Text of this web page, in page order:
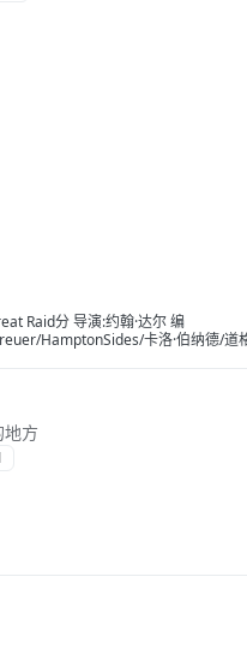
Raid分 导演:约翰·达尔 编
HamptonSides/卡洛·伯纳德/道
·卡拉汉/ScottMcLean/保罗·蒙塔尔班/
RoystonInnes/卢克·佩格勒/代尔·戴/杰
瓦维克·杨/TimCampbell/
·索克斯/罗根·马歇尔-格林/尼古拉斯·贝
斯·贝克/康妮·尼尔森/娜塔莉·杰克逊·门
高奇/DavidChamberlain/宇佐美慎吾/
KennethMoraleda/卓丹·李/里昂·福
道格拉斯·麦克阿瑟/富兰克林·德拉诺
类型:剧情/动作/战争 制片国家/地区:
方